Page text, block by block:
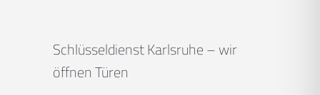
Schlüsseldienst Karlsruhe – wir
öffnen Türen